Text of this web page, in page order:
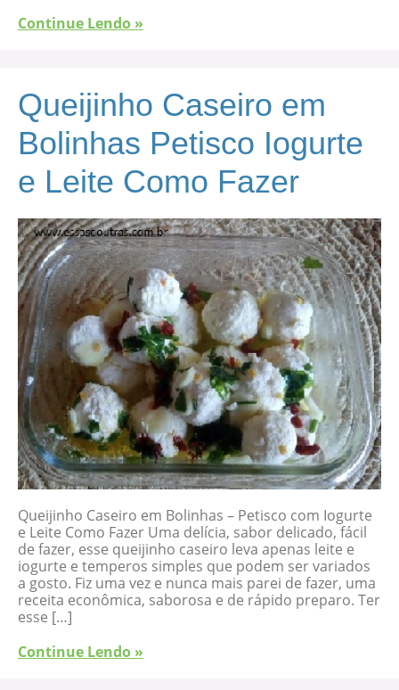
Continue Lendo »
Queijinho Caseiro em
Bolinhas Petisco Iogurte
e Leite Como Fazer
Queijinho Caseiro em Bolinhas – Petisco com Iogurte
e Leite Como Fazer Uma delícia, sabor delicado, fácil
de fazer, esse queijinho caseiro leva apenas leite e
iogurte e temperos simples que podem ser variados
a gosto. Fiz uma vez e nunca mais parei de fazer, uma
receita econômica, saborosa e de rápido preparo. Ter
esse […]
Continue Lendo »